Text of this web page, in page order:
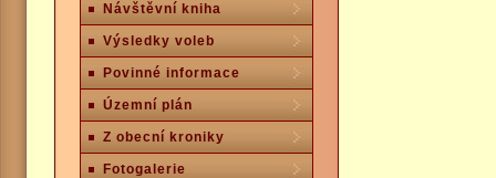
Návštěvní kniha
Výsledky voleb
Povinné informace
Územní plán
Z obecní kroniky
Fotogalerie